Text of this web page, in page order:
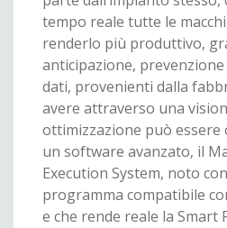
tempo reale tutte le
renderlo più produttivo,
anticipazione,
dati, provenienti dalla
avere attraverso una
ottimizzazione può
un software avanzato, il
Execution System, noto
programma compatibile
e che rende reale la Smart